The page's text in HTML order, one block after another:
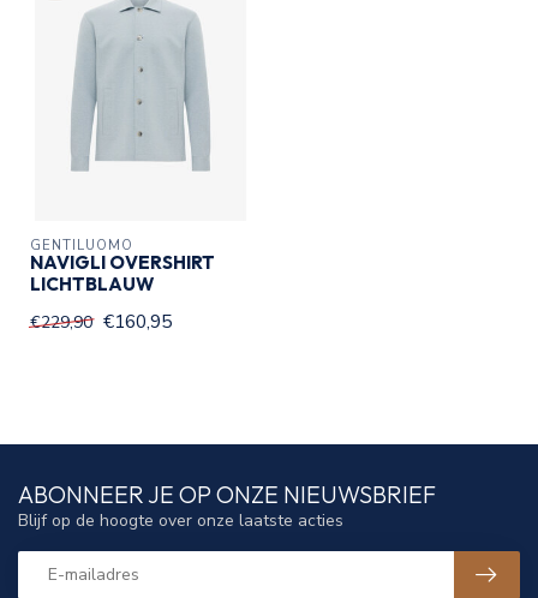
GENTILUOMO
NAVIGLI OVERSHIRT
LICHTBLAUW
€229,90 €160,95
ABONNEER JE OP ONZE NIEUWSBRIEF
Blijf op de hoogte over onze laatste acties